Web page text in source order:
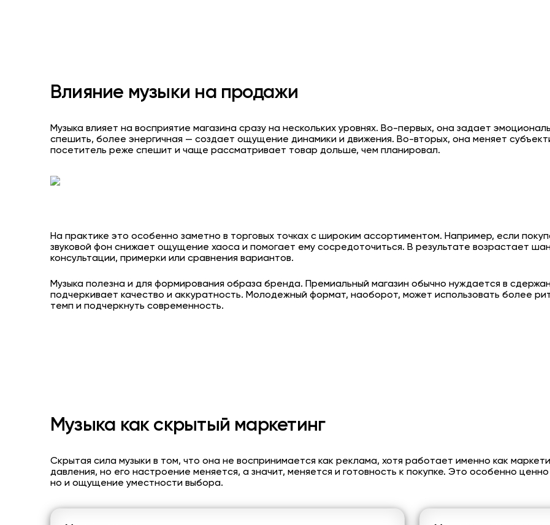
Влияние музыки на продажи
Музыка влияет на восприятие магазина сразу на нескольких уровнях. Во-первых, она задает
спешить, более энергичная — создает ощущение динамики и движения. Во-вторых, она меняет
посетитель реже спешит и чаще рассматривает товар дольше, чем планировал.
На практике это особенно заметно в торговых точках с широким ассортиментом. Например, если
звуковой фон снижает ощущение хаоса и помогает ему сосредоточиться. В результате возрастает
консультации, примерки или сравнения вариантов.
Музыка полезна и для формирования образа бренда. Премиальный магазин обычно нуждается в
подчеркивает качество и аккуратность. Молодежный формат, наоборот, может использовать более
темп и подчеркнуть современность.
Музыка как скрытый маркетинг
Скрытая сила музыки в том, что она не воспринимается как реклама, хотя работает именно как
давления, но его настроение меняется, а значит, меняется и готовность к покупке. Это особенно
но и ощущение уместности выбора.